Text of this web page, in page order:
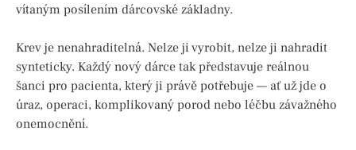
vítaným posílením dárcovské základny.
Krev je nenahraditelná. Nelze ji vyrobit, nelze ji nahradit
synteticky. Každý nový dárce tak představuje reálnou
šanci pro pacienta, který ji právě potřebuje — ať už jde o
úraz, operaci, komplikovaný porod nebo léčbu závažného
onemocnění.